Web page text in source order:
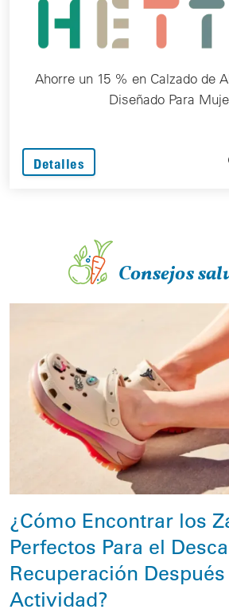
Ahorre un 15 % en Calzado de
Diseñado Para
Detalles
Consejos
¿Cómo Encontrar los
Perfectos Para el
Recuperación
Actividad?